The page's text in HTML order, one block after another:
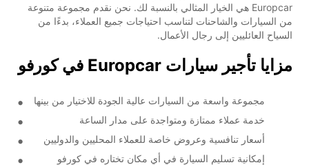
Europcar هي الخيار المثالي بالنسبة لك. نحن نقدم مجموعة متنوعة
من السيارات والشاحنات لتناسب احتياجات جميع العملاء، بدءًا من
السياح العائليين إلى رجال الأعمال.
مزايا تأجير سيارات Europcar في كورفو
مجموعة واسعة من السيارات عالية الجودة للاختيار من بينها
خدمة عملاء ممتازة ومتواجدة على مدار الساعة
أسعار تنافسية وعروض خاصة للعملاء المحليين والدوليين
إمكانية تسليم السيارة في أي مكان تختاره في كورفو